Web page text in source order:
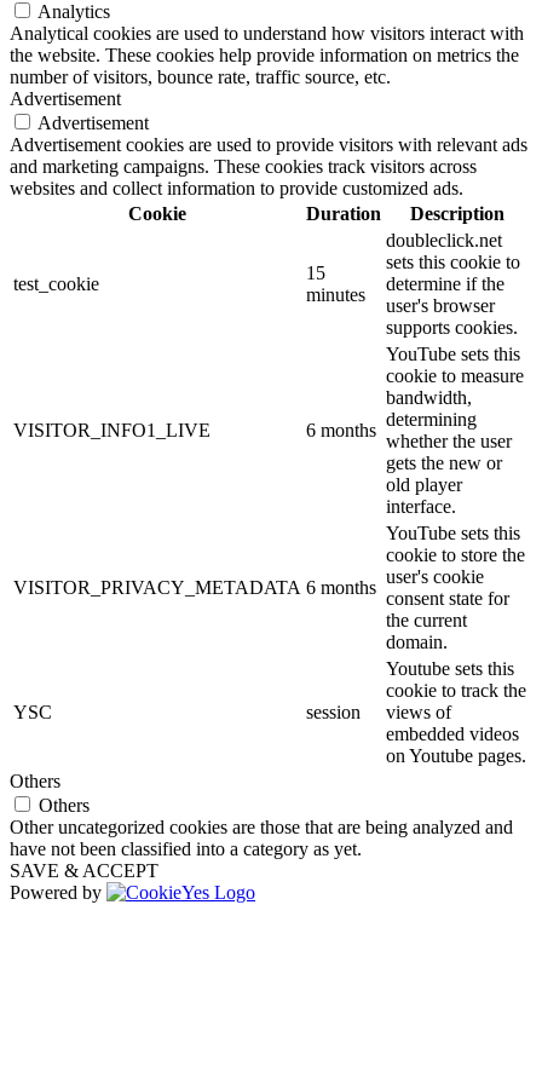
Analytics
Analytical cookies are used to understand how visitors interact with
the website. These cookies help provide information on metrics the
number of visitors, bounce rate, traffic source, etc.
Advertisement
Advertisement
Advertisement cookies are used to provide visitors with relevant ads
and marketing campaigns. These cookies track visitors across
websites and collect information to provide customized ads.
Cookie
Duration Description
test_cookie
15
minutes
doubleclick.net
sets this cookie to
determine if the
user's browser
supports cookies.
VISITOR_INFO1_LIVE 6 months
YouTube sets this
cookie to measure
bandwidth,
determining
whether the user
gets the new or
old player
interface.
VISITOR_PRIVACY_METADATA 6 months
YouTube sets this
cookie to store the
user's cookie
consent state for
the current
domain.
YSC session
Youtube sets this
cookie to track the
views of
embedded videos
on Youtube pages.
Others
Others
Other uncategorized cookies are those that are being analyzed and
have not been classified into a category as yet.
SAVE & ACCEPT
Powered by